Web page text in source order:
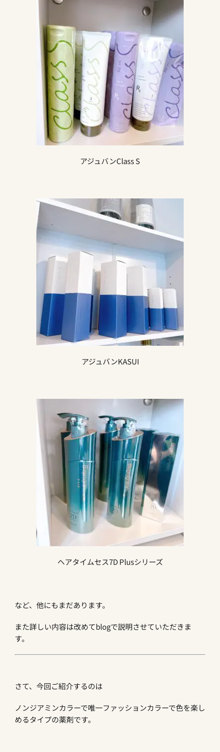
アジュバンClass S
アジュバンKASUI
ヘアタイムセス7D Plusシリーズ
など、他にもまだあります。
また詳しい内容は改めてblogで説明させていただきま
す。
さて、今回ご紹介するのは
ノンジアミンカラーで唯一ファッションカラーで色を楽し
めるタイプの薬剤です。